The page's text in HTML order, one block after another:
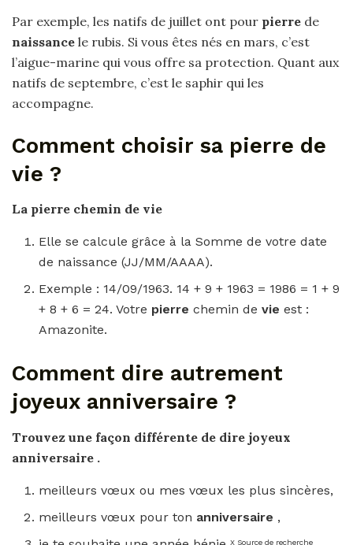
Par exemple, les natifs de juillet ont pour pierre de
naissance le rubis. Si vous êtes nés en mars, c’est
l’aigue-marine qui vous offre sa protection. Quant aux
natifs de septembre, c’est le saphir qui les
accompagne.
Comment choisir sa pierre de
vie ?
La pierre chemin de vie
Elle se calcule grâce à la Somme de votre date
de naissance (JJ/MM/AAAA).
Exemple : 14/09/1963. 14 + 9 + 1963 = 1986 = 1 + 9
+ 8 + 6 = 24. Votre pierrechemin devieest :
Amazonite.
Comment dire autrement
joyeux anniversaire ?
Trouvez une façon différente de dire joyeux
anniversaire .
meilleurs vœux ou mes vœux les plus sincères,
meilleurs vœux pour ton anniversaire ,
X Sourcede recherche